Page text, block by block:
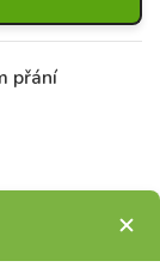
přání